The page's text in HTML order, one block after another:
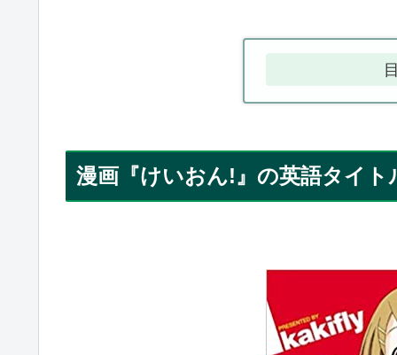
漫画『けいおん!』の英語タイト